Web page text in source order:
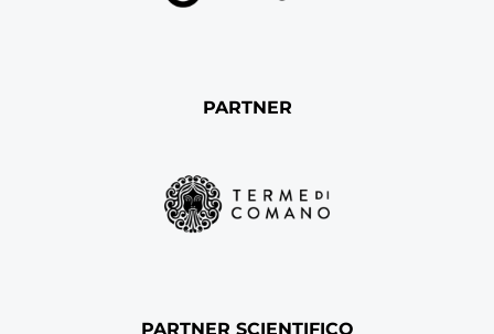
PARTNER
PARTNER SCIENTIFICO